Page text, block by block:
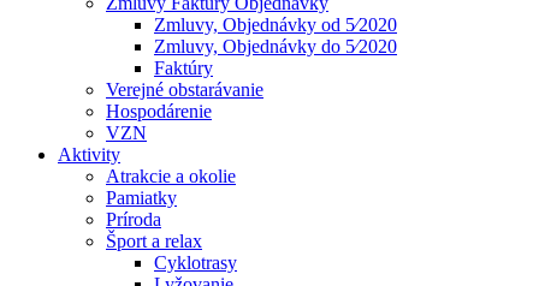
Zmluvy, Objednávky od 5⁄2020
Zmluvy, Objednávky do 5⁄2020
Faktúry
Verejné obstarávanie
Hospodárenie
VZN
Aktivity
Atrakcie a okolie
Pamiatky
Príroda
Šport a relax
Cyklotrasy